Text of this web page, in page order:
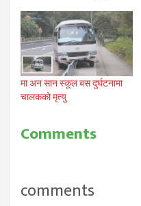
मा अन सान स्कूल बस दुर्घटनामा
चालकको मृत्यु
Comments
comments